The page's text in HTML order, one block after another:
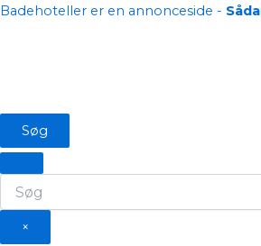
Gå
Badehoteller er en annonceside -
Søg
×